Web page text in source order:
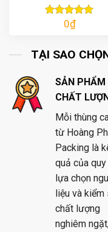
Được xếp
0₫
TẠI SAO
SẢN PHẨM
CHẤT
Mỗi thùng
từ Hoàng
Packing là
quả của
lựa chọn
liệu và kiểm
chất lượng
nghiêm